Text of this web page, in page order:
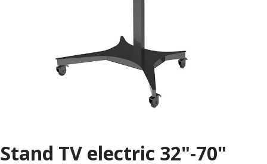
Stand TV electric 32"-70"